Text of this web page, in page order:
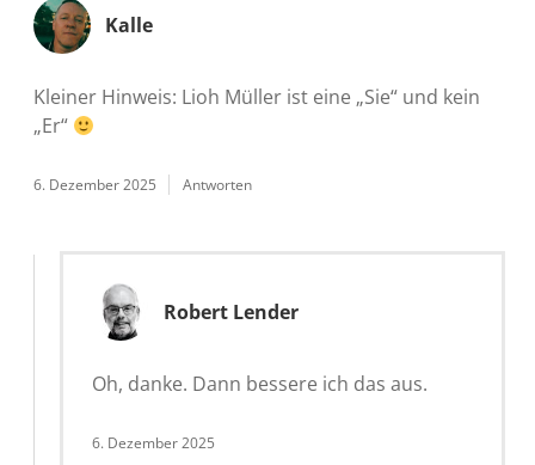
Kalle
Kleiner Hinweis: Lioh Müller ist eine „Sie“ und kein
„Er“
6. Dezember 2025 Antworten
Robert Lender
Oh, danke. Dann bessere ich das aus.
6. Dezember 2025